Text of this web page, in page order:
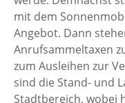
mit dem
Angebot. Dann
Anrufsammeltaxen
zum Ausleihen zur
sind die Stand- und
Stadtbereich, wobei